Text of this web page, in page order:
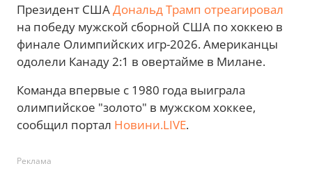
Президент СШАДональд Трамп отреагировал
на победу мужской сборной США по хоккею в
финале Олимпийских игр-2026. Американцы
одолели Канаду 2:1 в овертайме в Милане.
Команда впервые с 1980 года выиграла
олимпийское "золото" в мужском хоккее,
сообщил портал Новини.LIVE.
Реклама